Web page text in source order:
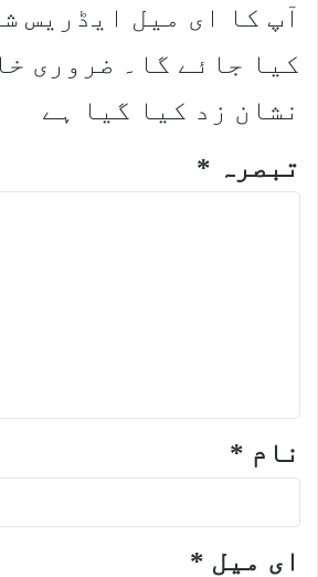
آپ کا ای میل ایڈریس
کیا جائے گا۔
ضروری
نشان زد کیا گیا ہے
تبصرہ *
نام *
ای میل *